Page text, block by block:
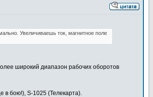
Увеличиваешь ток, магнитное поле
широкий диапазон рабочих оборотов
в бою!), S-1025 (Телекарта).